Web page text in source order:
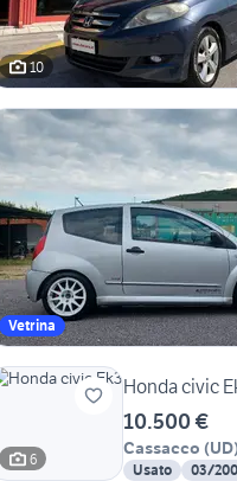
10
Vetrina
6
Honda civic
10.500 €
Cassacco (UD
Usato 03/